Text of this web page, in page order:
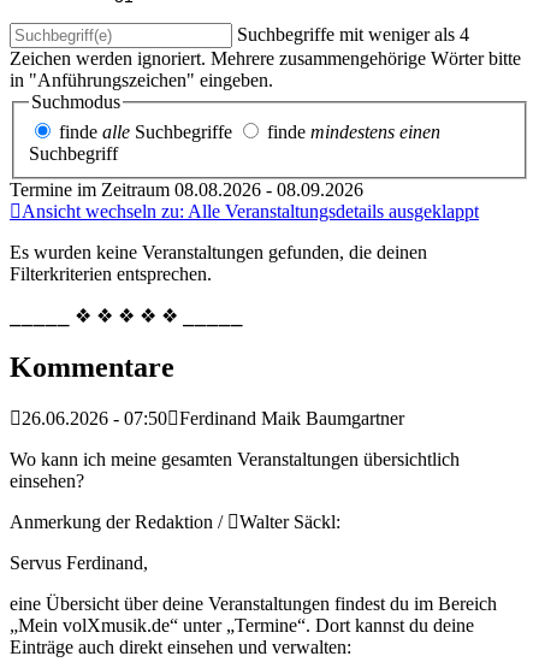
Suchbegriffe mit weniger als 4
Zeichen werden ignoriert. Mehrere zusammengehörige Wörter bitte
in "Anführungszeichen" eingeben.
Suchmodus
finde alle Suchbegriffe finde mindestens einen
Suchbegriff
Termine im Zeitraum 08.08.2026 - 08.09.2026
Ansicht wechseln zu: Alle Veranstaltungsdetails ausgeklappt
Es wurden keine Veranstaltungen gefunden, die deinen
Filterkriterien entsprechen.
⎯⎯⎯⎯⎯ ❖ ❖ ❖ ❖ ❖ ⎯⎯⎯⎯⎯
Kommentare
26.06.2026 - 07:50 Ferdinand Maik Baumgartner
Wo kann ich meine gesamten Veranstaltungen übersichtlich
einsehen?
Anmerkung der Redaktion /
Walter Säckl:
Servus Ferdinand,
eine Übersicht über deine Veranstaltungen findest du im Bereich
„Mein volXmusik.de“ unter „Termine“. Dort kannst du deine
Einträge auch direkt einsehen und verwalten: